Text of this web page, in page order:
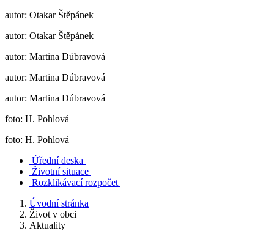
autor: Otakar Štěpánek
autor: Otakar Štěpánek
autor: Martina Dúbravová
autor: Martina Dúbravová
autor: Martina Dúbravová
foto: H. Pohlová
foto: H. Pohlová
Úřední deska
Životní situace
Rozklikávací rozpočet
Úvodní stránka
Život v obci
Aktuality